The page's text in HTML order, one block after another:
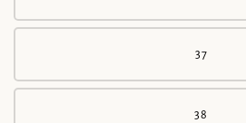
37
38